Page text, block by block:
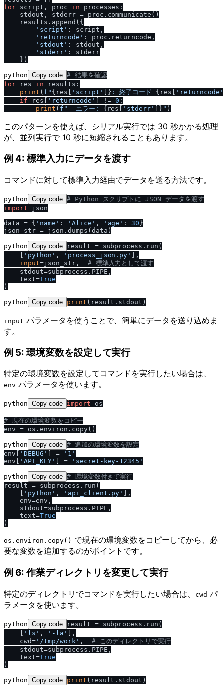
for script, proc in processes:
    stdout, stderr = proc.communicate()
    results.append({
'script' : script,
'returncode' : proc.returncode,
'stdout' : stdout,
'stderr' : stderr
python Copy code # 結果を確認
for res in results:
print ( f" {res[ 'script' ]} : 終了コード {res[ 'returncode'
if res[ 'returncode' ] != 0 :
print ( f"  エラー: {res[ 'stderr' ]} "
このパターンを使えば、シリアル実行では 30 秒かかる処理
が、並列実行で 10 秒に短縮されることもあります。
例 4: 標準入力にデータを渡す
コマンドに対して標準入力経由でデータを送る方法です。
python Copy code # Python スクリプトに JSON データを渡す
import json
data = { 'name' : 'Alice' , 'age' : 30 }
python Copy code
result = subprocess.run(
'python' , 'process_json.py'
],
input=json_str, # 標準入力として渡す
    stdout=subprocess.PIPE,
    text=
True
python Copy code print
input パラメータを使うことで、簡単にデータを送り込めま
す。
例 5: 環境変数を設定して実行
特定の環境変数を設定してコマンドを実行したい場合は、
env パラメータを使います。
python Copy code import os
# 現在の環境変数をコピー
python Copy code # 追加の環境変数を設定
env[
'DEBUG' ] =
'1'
env[
'API_KEY' ] = 'secret-key-12345'
python Copy code # 環境変数付きで実行
result = subprocess.run(
'python' , 'api_client.py'
],
    env=env,
    stdout=subprocess.PIPE,
    text=
True
os.environ.copy() で現在の環境変数をコピーしてから、必
要な変数を追加するのがポイントです。
例 6: 作業ディレクトリを変更して実行
特定のディレクトリでコマンドを実行したい場合は、 cwd パ
ラメータを使います。
python Copy code
result = subprocess.run(
'ls' , '-la'
],
    cwd=
' /tmp /work' , # このディレクトリで実行
    stdout=subprocess.PIPE,
    text=
True
python Copy code print